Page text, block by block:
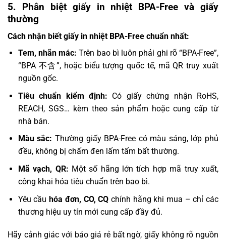
5. Phân biệt giấy in nhiệt BPA-Free và giấy
thường
Cách nhận biết giấy in nhiệt BPA-Free chuẩn nhất:
Tem, nhãn mác: Trên bao bì luôn phải ghi rõ “BPA-Free”,
“BPA 不含”, hoặc biểu tượng quốc tế, mã QR truy xuất
nguồn gốc.
Tiêu chuẩn kiểm định: Có giấy chứng nhận RoHS,
REACH, SGS… kèm theo sản phẩm hoặc cung cấp từ
nhà bán.
Màu sắc: Thường giấy BPA-Free có màu sáng, lớp phủ
đều, không bị chấm đen lấm tấm bất thường.
Mã vạch, QR: Một số hãng lớn tích hợp mã truy xuất,
công khai hóa tiêu chuẩn trên bao bì.
Yêu cầuhóa đơn, CO, CQ chính hãng khi mua – chỉ các
thương hiệu uy tín mới cung cấp đầy đủ.
Hãy cảnh giác với báo giá rẻ bất ngờ, giấy không rõ nguồn